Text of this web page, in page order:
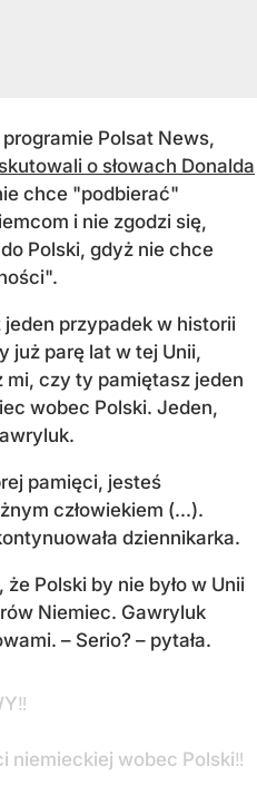
Polsat News,
o słowach Donalda
chce "podbierać"
i nie zgodzi się,
Polski, gdyż nie chce
przypadek w historii
już parę lat w tej Unii,
czy ty pamiętasz jeden
wobec Polski. Jeden,
pamięci, jesteś
człowiekiem (...).
dziennikarka.
Polski by nie było w Unii
Niemiec. Gawryluk
– Serio? – pytała.
niemieckiej wobec Polski‼️